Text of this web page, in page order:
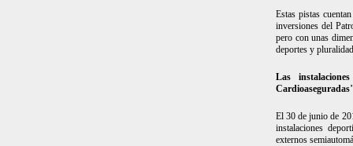
Estas pistas
inversiones del
pero con unas
deportes y
Las
El 30 de junio de
instalaciones
externos